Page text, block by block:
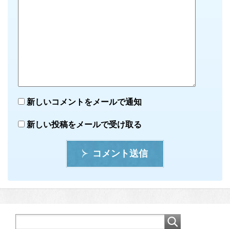
新しいコメントをメールで通知
新しい投稿をメールで受け取る
コメント送信